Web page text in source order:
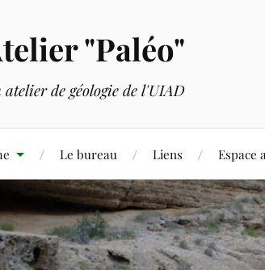
"Paléo"
atelier de géologie de l'UIAD
Le bureau Liens Espace